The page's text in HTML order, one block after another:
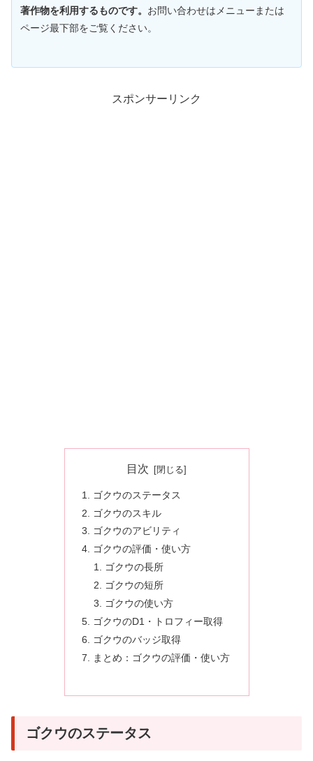
著作物を利用するものです。 お問い合わせはメニューまたは
ページ最下部をご覧ください。
スポンサーリンク
目次
ゴクウのステータス
ゴクウのスキル
ゴクウのアビリティ
ゴクウの評価・使い方
ゴクウの長所
ゴクウの短所
ゴクウの使い方
ゴクウのD1・トロフィー取得
ゴクウのバッジ取得
まとめ：ゴクウの評価・使い方
ゴクウのステータス